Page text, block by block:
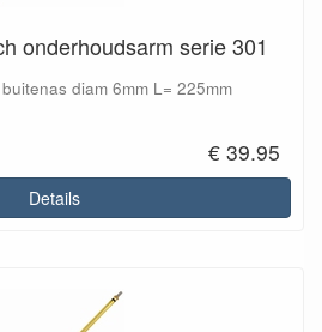
onderhoudsarm serie 301
diam 6mm L= 225mm
€ 39.95
Details